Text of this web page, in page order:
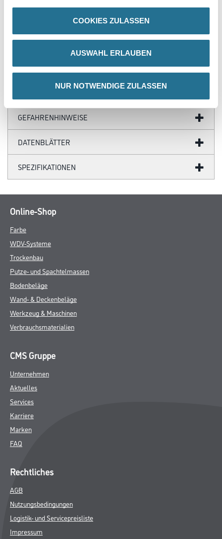
COOKIES ZULASSEN
AUSWAHL ERLAUBEN
NUR NOTWENDIGE ZULASSEN
- Werkzeugtasche am Leiternkopf
GEFAHRENHINWEISE
DATENBLÄTTER
SPEZIFIKATIONEN
Online-Shop
Farbe
WDV-Systeme
Trockenbau
Putze- und Spachtelmassen
Bodenbeläge
Wand- & Deckenbeläge
Werkzeug & Maschinen
Verbrauchsmaterialien
CMS Gruppe
Unternehmen
Aktuelles
Services
Karriere
Marken
FAQ
Rechtliches
AGB
Nutzungsbedingungen
Logistik- und Servicepreisliste
Impressum